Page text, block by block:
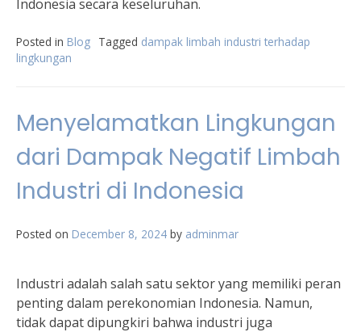
Indonesia secara keseluruhan.
Posted in Blog Tagged dampak limbah industri terhadap
lingkungan
Menyelamatkan Lingkungan
dari Dampak Negatif Limbah
Industri di Indonesia
Posted on December 8, 2024 by adminmar
Industri adalah salah satu sektor yang memiliki peran
penting dalam perekonomian Indonesia. Namun,
tidak dapat dipungkiri bahwa industri juga